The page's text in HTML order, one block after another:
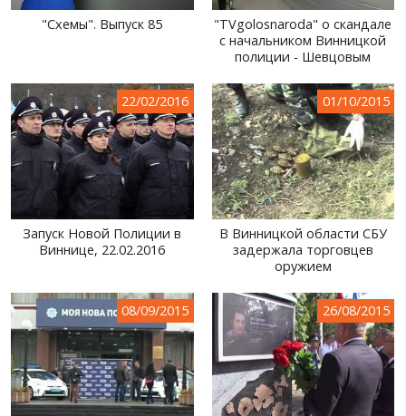
"Схемы". Выпуск 85
"TVgolosnaroda" о скандале
с начальником Винницкой
полиции - Шевцовым
22/02/2016
Запуск Новой Полиции в
Виннице, 22.02.2016
01/10/2015
В Винницкой области СБУ
задержала торговцев
оружием
08/09/2015 26/08/2015